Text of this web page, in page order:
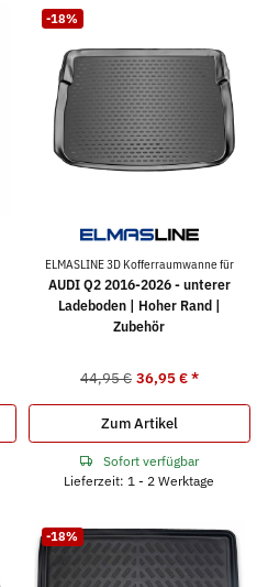
-18%
ELMASLINE 3D Kofferraumwanne für
AUDI Q2 2016-2026 - unterer
Ladeboden | Hoher Rand |
Zubehör
44,95 € 36,95 €*
Zum Artikel
Sofort verfügbar
Lieferzeit: 1 - 2 Werktage
-18%